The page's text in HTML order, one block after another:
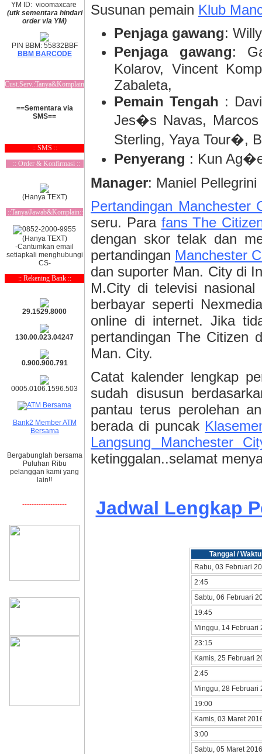
YM ID: vioomaxcare
(utk sementara hindari
order via YM)
PIN BBM: 55832BBF
BBM BARCODE
Cust.Serv.:Tanya&Komplain
==Sementara via
SMS==
:: SMS ::
:: Order & Konfirmasi ::
(Hanya TEXT)
::Tanya/Jawab&Komplain::
(Hanya TEXT)
-Cantumkan email
setiapkali menghubungi
CS-
:: Rekening Bank ::
29.1529.8000
130.00.023.04247
0.900.900.791
0005.0106.1596.503
Bank2 Member ATM
Bersama
Bergabunglah bersama
Puluhan Ribu
pelanggan kami yang
lain!!
-------------------
Susunan pemain Klub
Penjaga gawang:
Penjaga gawang:
Kolarov, Vincent
Zabaleta,
Pemain Tengah :
Jes�s Navas, Marcos
Sterling, Yaya Tour�,
Penyerang : Kun
Manager: Maniel Pellegrini
Pertandingan Manchester
seru. Para fans The
dengan skor telak dan
pertandingan Manchester
dan suporter Man. City di
M.City di televisi
berbayar seperti
online di internet. Jika
pertandingan The Citizen
Man. City.
Catat kalender lengkap
sudah disusun
pantau terus perolehan
berada di puncak
Langsung Manchester
ketinggalan..selamat
Jadwal Lengkap
Tanggal / Waktu
Rabu, 03 Februari
2:45
Sabtu, 06 Februari
19:45
Minggu, 14 Februari
23:15
Kamis, 25 Februari
2:45
Minggu, 28 Februari
19:00
Kamis, 03 Maret
3:00
Sabtu, 05 Maret 2016